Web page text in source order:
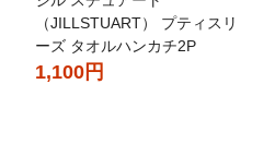
（JILLSTUART） プティスリ
ーズ タオルハンカチ2P
1,100円